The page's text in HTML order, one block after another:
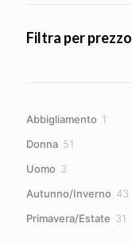
Filtra per prezzo
Abbigliamento 1
Donna 51
Uomo 3
Autunno/Inverno 43
Primavera/Estate 31